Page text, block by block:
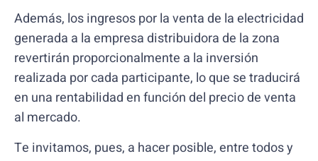
Además, los ingresos por la venta de la electricidad
generada a la empresa distribuidora de la zona
revertirán proporcionalmente a la inversión
realizada por cada participante, lo que se traducirá
en una rentabilidad en función del precio de venta
al mercado.
Te invitamos, pues, a hacer posible, entre todos y